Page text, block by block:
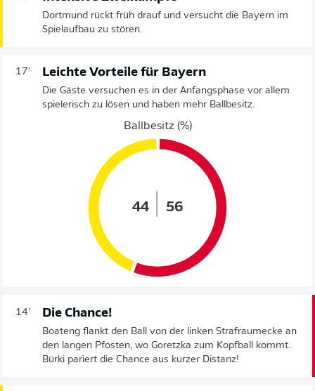
Dortmund rückt früh drauf und versucht die Bayern im
Spielaufbau zu stören.
17' Leichte Vorteile für Bayern
Die Gäste versuchen es in der Anfangsphase vor allem
spielerisch zu lösen und haben mehr Ballbesitz.
Ballbesitz (%)
44 56
14' Die Chance!
Boateng flankt den Ball von der linken Strafraumecke an
den langen Pfosten, wo Goretzka zum Kopfball kommt.
Bürki pariert die Chance aus kurzer Distanz!